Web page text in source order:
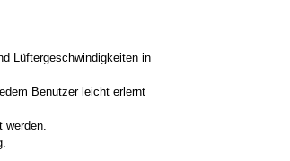
Lüftergeschwindigkeiten in
Benutzer leicht erlernt
werden.